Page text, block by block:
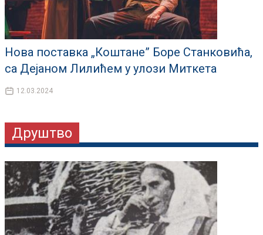
Нова поставка „Коштане” Боре Станковића,
са Дејаном Лилићем у улози Миткета
12.03.2024
Друштво